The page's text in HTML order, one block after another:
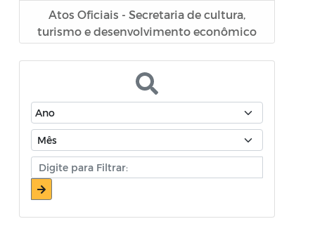
Atos Oficiais - Secretaria de cultura,
turismo e desenvolvimento econômico
Atos Oficiais - Secretaria de Educação
Atos Oficiais - Secretaria de Fazenda e
Planejamento
Atos Oficiais - Secretaria de Saúde
Atos Oficiais - Secretaria de Transportes
Atos Oficiais - Secretaria Municipal de